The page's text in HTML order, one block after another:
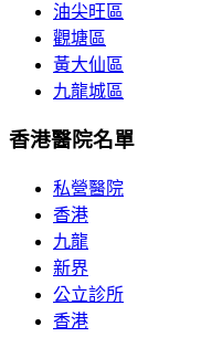
油尖旺區
觀塘區
黃大仙區
九龍城區
香港醫院名單
私營醫院
香港
九龍
新界
公立診所
香港